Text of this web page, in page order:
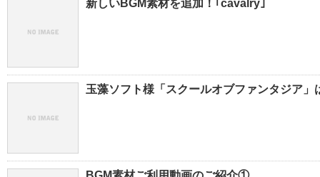
新しいBGM素材を追加！｢cavalry｣
玉藻ソフト様「スクールオブファンタジア